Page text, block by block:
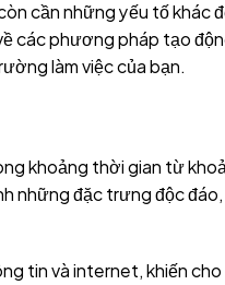
cần những yếu tố khác
các phương pháp tạo
làm việc của bạn.
khoảng thời gian từ
những đặc trưng độc
tin và internet, khiến